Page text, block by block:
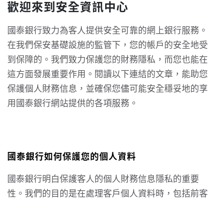
歡迎來到安全資訊中心
國泰銀行致力為客人提供安全可靠的網上銀行服務。
在我們保安基礎設施的監管下，您的帳戶的安全地受
到保障的。我們致力保護您的財務隱私，而您也能在
這方面發展重要作用。閱讀以下連結的文章，能助您
保護個人財務信息，並確保您儘可能安全穩妥地的享
用國泰銀行網站提供的各項服務。
國泰銀行如何保護您的個人資料
國泰銀行明白保護客人的個人財務信息隱私的重要
性。我們的目的是在處理客戶個人資料時，包括前客